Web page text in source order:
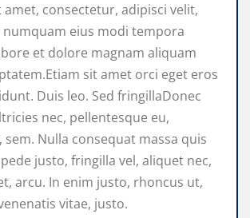
consectetur, adipisci velit,
numquam eius modi tempora
et dolore magnam aliquam
sit amet orci eget eros
Duis leo. Sed fringillaDonec
nec, pellentesque eu,
Nulla consequat massa quis
justo, fringilla vel, aliquet nec,
arcu. In enim justo, rhoncus ut,
vitae, justo.